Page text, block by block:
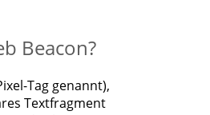
Beacon?
Tag genannt),
Textfragment